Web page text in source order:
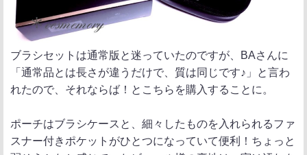
ブラシセットは通常版と迷っていたのですが、BAさんに
「通常品とは長さが違うだけで、質は同じです♪」と言わ
れたので、それならば！とこちらを購入することに。
ポーチはブラシケースと、細々したものを入れられるファ
スナー付きポケットがひとつになっていて便利！ちょっと